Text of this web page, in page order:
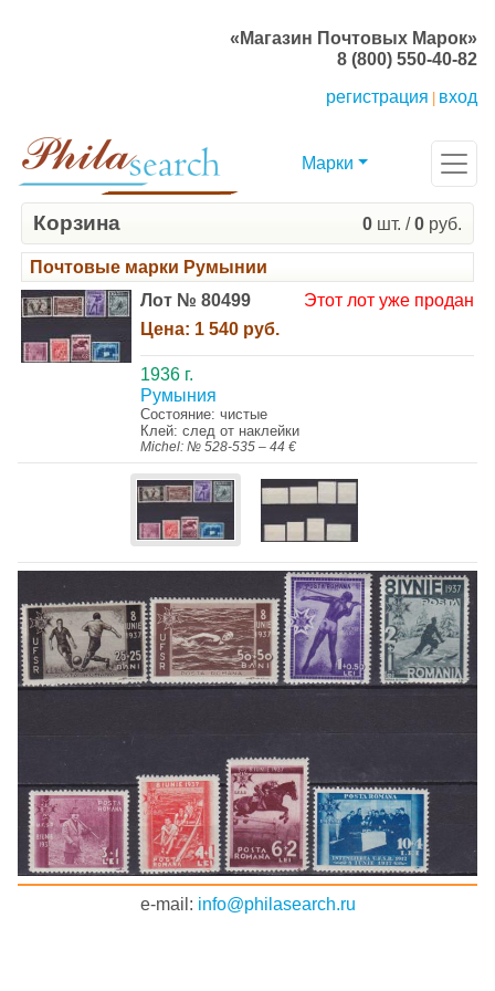
«Магазин Почтовых Марок»
8 (800) 550-40-82
регистрация
вход
Марки
Корзина 0 шт. /0 руб.
Почтовые марки Румынии
Лот № 80499
Цена: 1 540 руб.
Этот лот уже продан
1936 г.
Румыния
Состояние: чистые
Клей: след от наклейки
Michel: № 528-535 – 44 €
e-mail: info@philasearch.ru